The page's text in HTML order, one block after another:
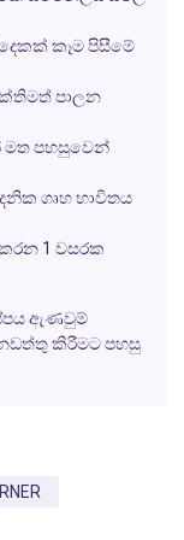
කෑම පිසීමේ
පාලන
පහසුවෙන්
ගෘහ භාවිතය
1 වසරක
ඇණවුම්
නඩත්තු කිරීමට පහසු